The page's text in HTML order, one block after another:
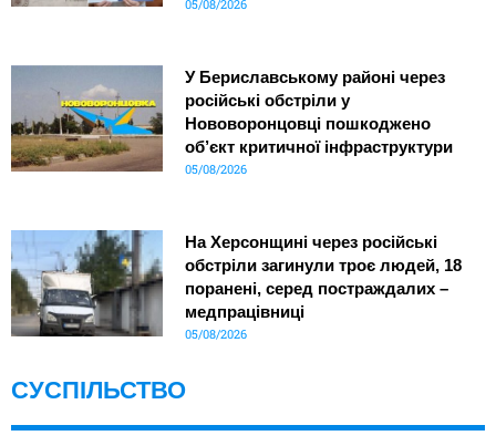
05/08/2026
У Бериславському районі через
російські обстріли у
Нововоронцовці пошкоджено
об’єкт критичної інфраструктури
05/08/2026
На Херсонщині через російські
обстріли загинули троє людей, 18
поранені, серед постраждалих –
медпрацівниці
05/08/2026
СУСПІЛЬСТВО